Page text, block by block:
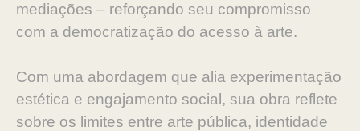
mediações – reforçando seu compromisso
com a democratização do acesso à arte.
Com uma abordagem que alia experimentação
estética e engajamento social, sua obra reflete
sobre os limites entre arte pública, identidade